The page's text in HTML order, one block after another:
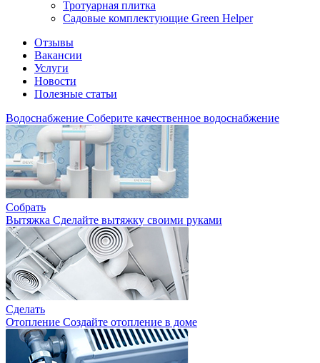
Тротуарная плитка
Садовые комплектующие Green Helper
Отзывы
Вакансии
Услуги
Новости
Полезные статьи
Водоснабжение Соберите качественное водоснабжение
Собрать
Вытяжка Сделайте вытяжку своими руками
Сделать
Отопление Создайте отопление в доме